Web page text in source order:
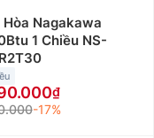
Nagakawa
1 Chiều NS-
-17%